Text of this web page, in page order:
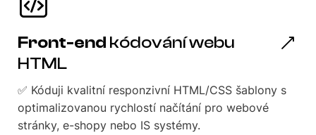
Front-end kódování webu
HTML
✅ Kóduji kvalitní responzivní HTML/CSS šablony s
optimalizovanou rychlostí načítání pro webové
stránky, e-shopy nebo IS systémy.